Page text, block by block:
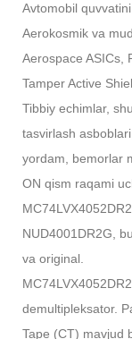
Avtomobil
Aerokosmik va
Aerospace ASICs,
Tamper Active
Tibbiy echimlar,
tasvirlash
yordam, bemorlar
ON qism raqami
NUD4001DR2G,
va original.
demultipleksator.
Tape (CT) mavjud